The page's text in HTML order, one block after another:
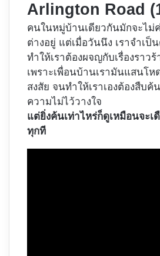
Arlington Road
คนในหมู่บ้านเดียวกันมักจะไม่
ต่างอยู่ แต่เมื่อวันนึง เราจำเป็
ทำให้เราต้องผจญกับเรื่องราว
เพราะเพื่อนบ้านเรามันแสนโ
สงสัย จนทำให้เราเองต้องสืบ
ความไม่ไว้วางใจ
แต่ยิ่งค้นเท่าไหร่ก็ดูเหมือนจะ
ทุกที